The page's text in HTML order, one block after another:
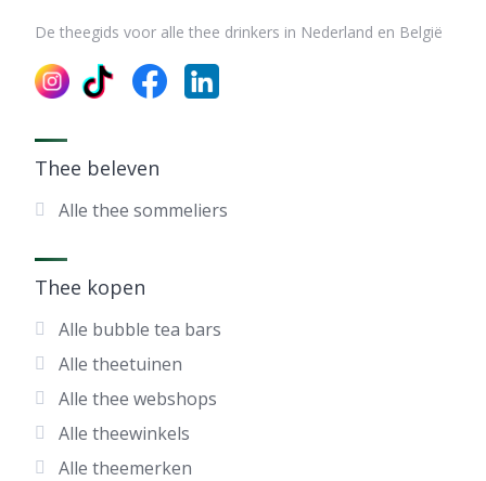
De theegids voor alle thee drinkers in Nederland en België
Thee beleven
Alle thee sommeliers
Thee kopen
Alle bubble tea bars
Alle theetuinen
Alle thee webshops
Alle theewinkels
Alle theemerken